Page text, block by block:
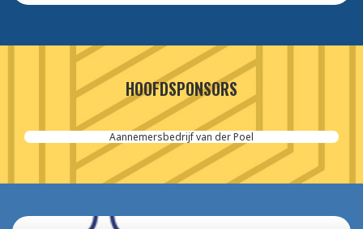
HOOFDSPONSORS
Aannemersbedrijf van der Poel